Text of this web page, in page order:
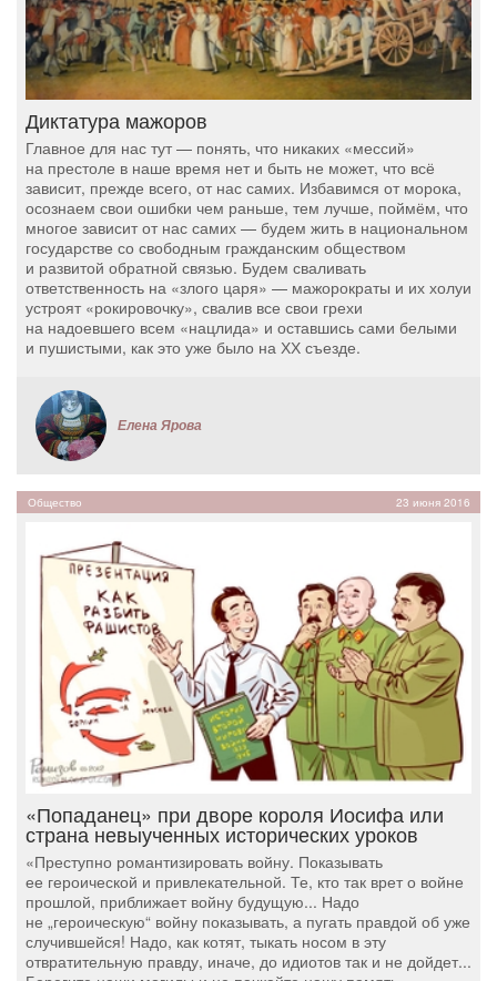
Диктатура мажоров
Главное для нас тут — понять, что никаких «мессий»
на престоле в наше время нет и быть не может, что всё
зависит, прежде всего, от нас самих. Избавимся от морока,
осознаем свои ошибки чем раньше, тем лучше, поймём, что
многое зависит от нас самих — будем жить в национальном
государстве со свободным гражданским обществом
и развитой обратной связью. Будем сваливать
ответственность на «злого царя» — мажорократы и их холуи
устроят «рокировочку», свалив все свои грехи
на надоевшего всем «нацлида» и оставшись сами белыми
и пушистыми, как это уже было на ХХ съезде.
Елена Ярова
Общество 23 июня 2016
«Попаданец» при дворе короля Иосифа или
страна невыученных исторических уроков
«Преступно романтизировать войну. Показывать
ее героической и привлекательной. Те, кто так врет о войне
прошлой, приближает войну будущую... Надо
не „героическую“ войну показывать, а пугать правдой об уже
случившейся! Надо, как котят, тыкать носом в эту
отвратительную правду, иначе, до идиотов так и не дойдет...